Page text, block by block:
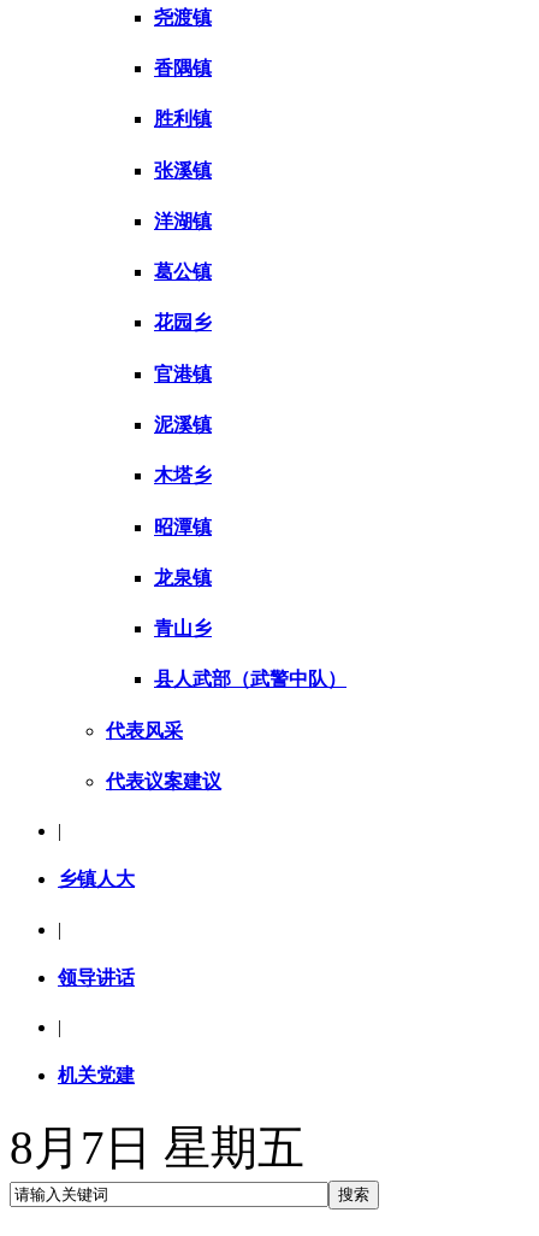
尧渡镇
香隅镇
胜利镇
张溪镇
洋湖镇
葛公镇
花园乡
官港镇
泥溪镇
木塔乡
昭潭镇
龙泉镇
青山乡
县人武部（武警中队）
代表风采
代表议案建议
|
乡镇人大
|
领导讲话
|
机关党建
8月7日 星期五